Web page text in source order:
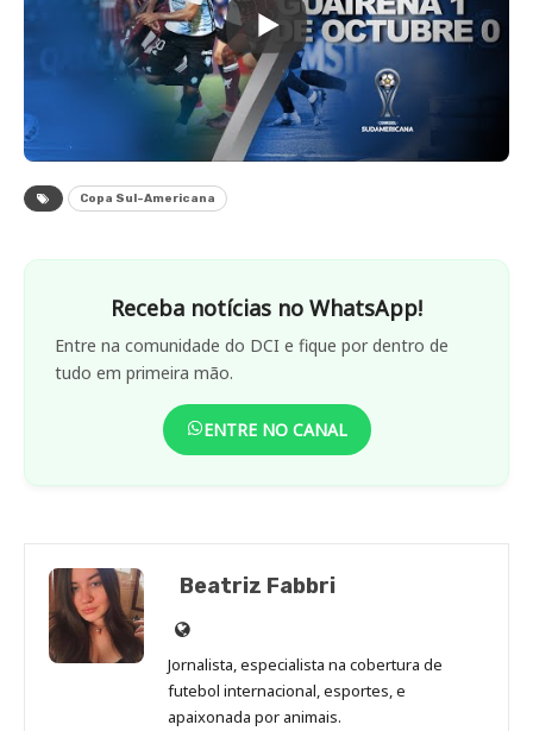
Copa Sul-Americana
Receba notícias no WhatsApp!
Entre na comunidade do DCI e fique por dentro de
tudo em primeira mão.
ENTRE NO CANAL
Beatriz Fabbri
Site
de
Beatriz
Fabbri
Jornalista, especialista na cobertura de
futebol internacional, esportes, e
apaixonada por animais.